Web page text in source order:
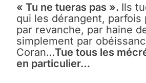
« Tu ne tueras pas ». Ils
qui les dérangent, parfois
par revanche, par haine
simplement par
Coran…Tue tous les
en particulier…